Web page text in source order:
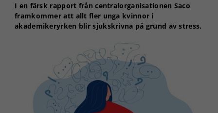
I en färsk rapport från centralorganisationen Saco
framkommer att allt fler unga kvinnor i
akademikeryrken blir sjukskrivna på grund av stress.